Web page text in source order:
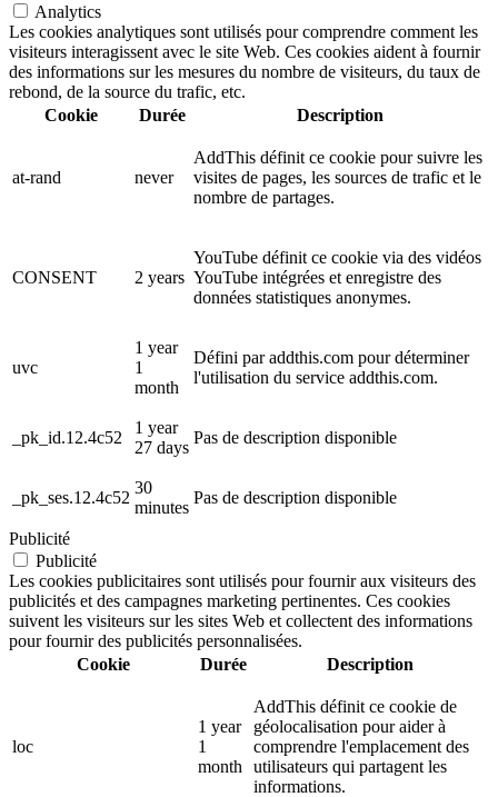
Analytics
Les cookies analytiques sont utilisés pour comprendre comment les
visiteurs interagissent avec le site Web. Ces cookies aident à fournir
des informations sur les mesures du nombre de visiteurs, du taux de
rebond, de la source du trafic, etc.
Cookie
Durée Description
at-rand never
AddThis définit ce cookie pour suivre les
visites de pages, les sources de trafic et le
nombre de partages.
CONSENT 2 years
YouTube définit ce cookie via des vidéos
YouTube intégrées et enregistre des
données statistiques anonymes.
uvc
1 year
1
month
Défini par addthis.com pour déterminer
l'utilisation du service addthis.com.
_pk_id.12.4c52
1 year
27 days
Pas de description disponible
_pk_ses.12.4c52
30
minutes
Pas de description disponible
Publicité
Publicité
Les cookies publicitaires sont utilisés pour fournir aux visiteurs des
publicités et des campagnes marketing pertinentes. Ces cookies
suivent les visiteurs sur les sites Web et collectent des informations
pour fournir des publicités personnalisées.
Cookie
Durée Description
loc
1 year
1
month
AddThis définit ce cookie de
géolocalisation pour aider à
comprendre l'emplacement des
utilisateurs qui partagent les
informations.